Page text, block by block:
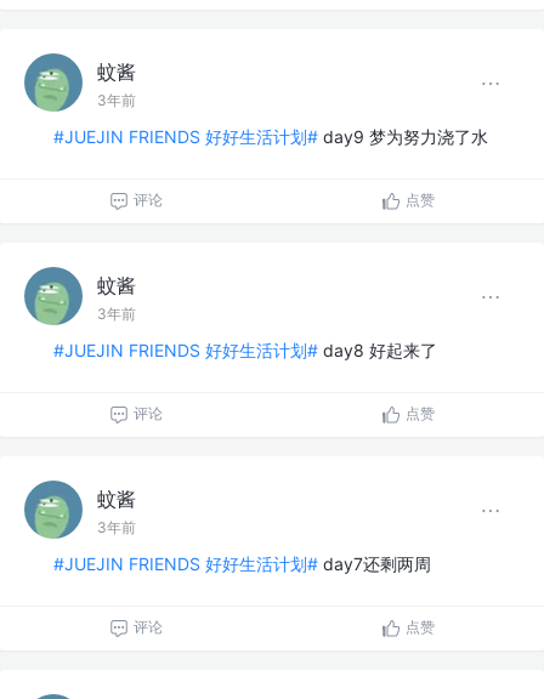
蚊酱
3年前
#JUEJIN FRIENDS 好好生活计划# day9 梦为努力浇了水
评论 点赞
蚊酱
3年前
#JUEJIN FRIENDS 好好生活计划# day8 好起来了
评论 点赞
蚊酱
3年前
#JUEJIN FRIENDS 好好生活计划# day7还剩两周
评论 点赞